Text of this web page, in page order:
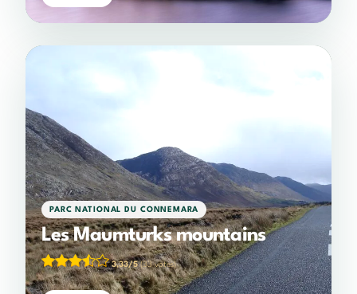
PARC NATIONAL DU CONNEMARA
Les Maumturks mountains
3,33/5(33 votes)